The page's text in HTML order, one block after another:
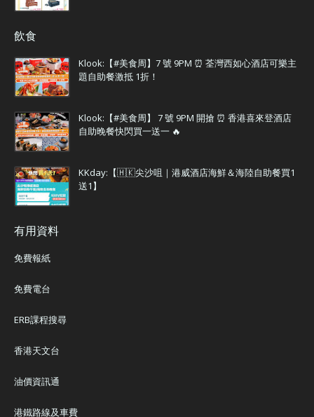
飲食
Klook:【#美食周】7 號 9PM ⏰ 荃灣西如心酒店可樂主
題自助餐激抵 1折！
Klook:【#美食周】 7 號 9PM 開搶 ⏰ 香港喜來登酒店
自助晚餐快閃買一送一 🔥
KKday:【🇭🇰尖沙咀｜港威酒店海鮮＆海陸自助餐買1
送1】
有用資料
免費報紙
免費電台
ERB課程搜尋
香港天文台
油價資訊通
港鐵路線及車費